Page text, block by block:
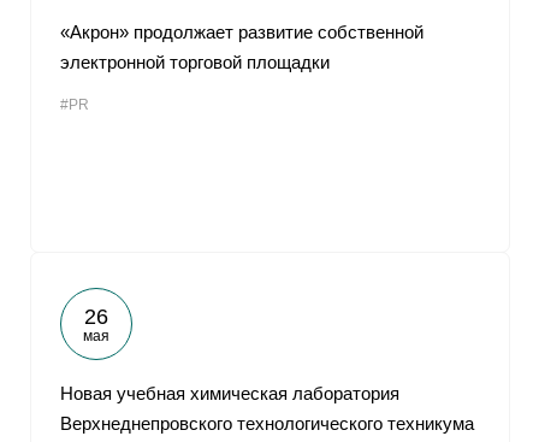
«Акрон» продолжает развитие собственной
электронной торговой площадки
#PR
26
мая
Новая учебная химическая лаборатория
Верхнеднепровского технологического техникума